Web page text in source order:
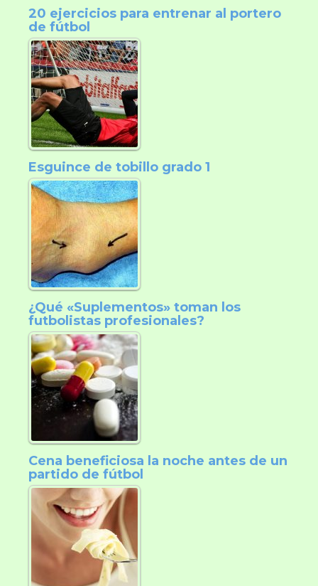
20 ejercicios para entrenar al portero
de fútbol
Esguince de tobillo grado 1
¿Qué «Suplementos» toman los
futbolistas profesionales?
Cena beneficiosa la noche antes de un
partido de fútbol